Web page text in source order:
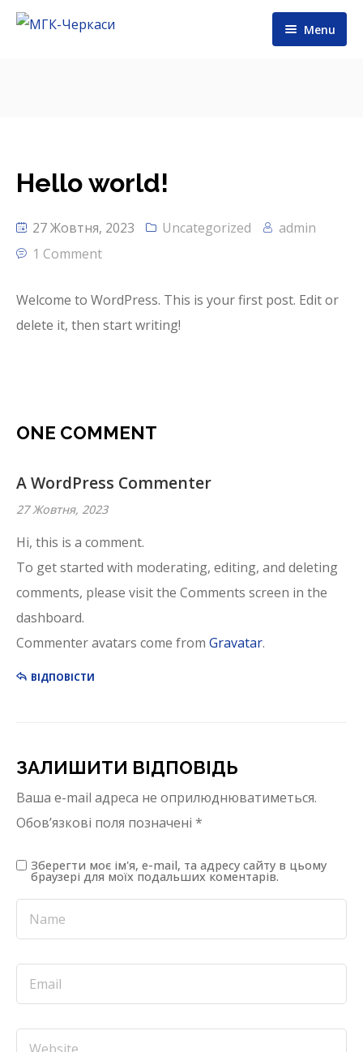
Menu
Послуги та продукція
Контакти
Hello world!
27 Жовтня, 2023 Uncategorized
admin
1 Comment
Welcome to WordPress. This is your first post. Edit or
delete it, then start writing!
ONE COMMENT
A WordPress Commenter
27 Жовтня, 2023
Hi, this is a comment.
To get started with moderating, editing, and deleting
comments, please visit the Comments screen in the
dashboard.
Commenter avatars come from Gravatar.
ВІДПОВІСТИ
ЗАЛИШИТИ ВІДПОВІДЬ
Ваша e-mail адреса не оприлюднюватиметься.
Обов’язкові поля позначені *
Зберегти моє ім'я, e-mail, та адресу сайту в цьому
браузері для моїх подальших коментарів.